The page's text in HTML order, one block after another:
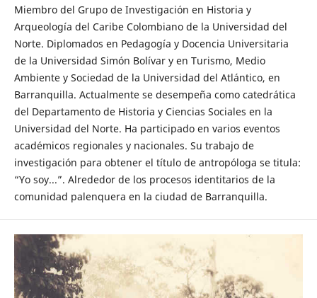
Miembro del Grupo de Investigación en Historia y
Arqueología del Caribe Colombiano de la Universidad del
Norte. Diplomados en Pedagogía y Docencia Universitaria
de la Universidad Simón Bolívar y en Turismo, Medio
Ambiente y Sociedad de la Universidad del Atlántico, en
Barranquilla. Actualmente se desempeña como catedrática
del Departamento de Historia y Ciencias Sociales en la
Universidad del Norte. Ha participado en varios eventos
académicos regionales y nacionales. Su trabajo de
investigación para obtener el título de antropóloga se titula:
“Yo soy...”. Alrededor de los procesos identitarios de la
comunidad palenquera en la ciudad de Barranquilla.